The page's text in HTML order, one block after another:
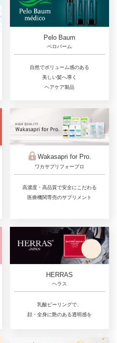
Pelo Baum
ペロバーム
自然でボリューム感のある
美しい髪へ導く
ヘアケア製品
Wakasapri for Pro.
ワカサプリフォープロ
高濃度・高品質で安全にこだわる
医療機関専売のサプリメント
HERRAS
ヘラス
乳酸ピーリングで、
顔・全身に艶のある透明感を